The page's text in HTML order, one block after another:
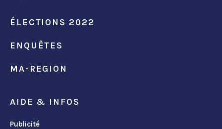
ÉLECTIONS 2022
ENQUÊTES
MA-REGION
AIDE & INFOS
Publicité